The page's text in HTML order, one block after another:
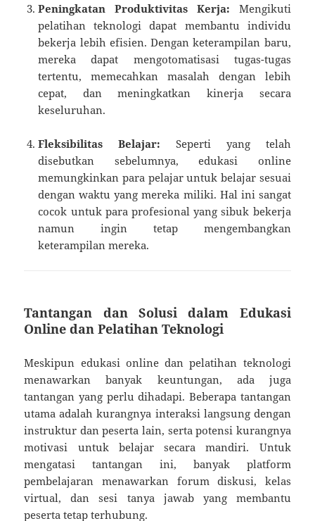
Peningkatan Produktivitas Kerja: Mengikuti
pelatihan teknologi dapat membantu individu
bekerja lebih efisien. Dengan keterampilan baru,
mereka dapat mengotomatisasi tugas-tugas
tertentu, memecahkan masalah dengan lebih
cepat, dan meningkatkan kinerja secara
keseluruhan.
Fleksibilitas Belajar: Seperti yang telah
disebutkan sebelumnya, edukasi online
memungkinkan para pelajar untuk belajar sesuai
dengan waktu yang mereka miliki. Hal ini sangat
cocok untuk para profesional yang sibuk bekerja
namun ingin tetap mengembangkan
keterampilan mereka.
Tantangan dan Solusi dalam Edukasi
Online dan Pelatihan Teknologi
Meskipun edukasi online dan pelatihan teknologi
menawarkan banyak keuntungan, ada juga
tantangan yang perlu dihadapi. Beberapa tantangan
utama adalah kurangnya interaksi langsung dengan
instruktur dan peserta lain, serta potensi kurangnya
motivasi untuk belajar secara mandiri. Untuk
mengatasi tantangan ini, banyak platform
pembelajaran menawarkan forum diskusi, kelas
virtual, dan sesi tanya jawab yang membantu
peserta tetap terhubung.